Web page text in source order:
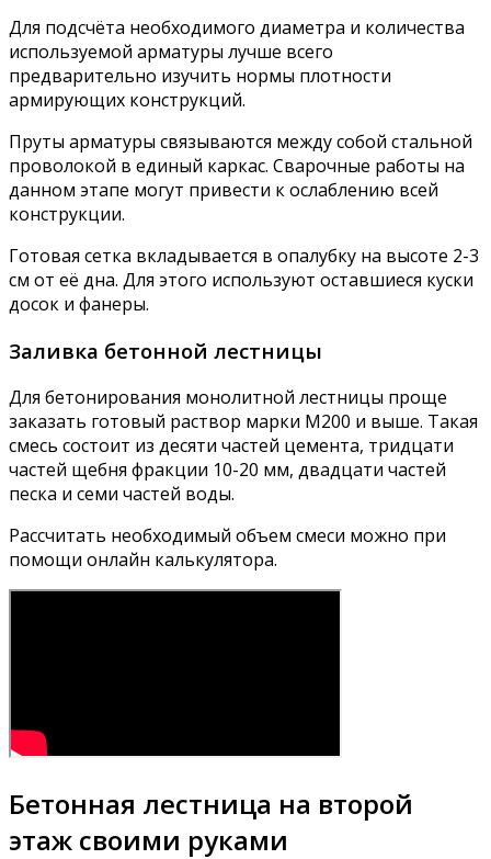
Для подсчёта необходимого диаметра и количества
используемой арматуры лучше всего
предварительно изучить нормы плотности
армирующих конструкций.
Пруты арматуры связываются между собой стальной
проволокой в единый каркас. Сварочные работы на
данном этапе могут привести к ослаблению всей
конструкции.
Готовая сетка вкладывается в опалубку на высоте 2-3
см от её дна. Для этого используют оставшиеся куски
досок и фанеры.
Заливка бетонной лестницы
Для бетонирования монолитной лестницы проще
заказать готовый раствор марки М200 и выше. Такая
смесь состоит из десяти частей цемента, тридцати
частей щебня фракции 10-20 мм, двадцати частей
песка и семи частей воды.
Рассчитать необходимый объем смеси можно при
помощи онлайн калькулятора.
Бетонная лестница на второй
этаж своими руками